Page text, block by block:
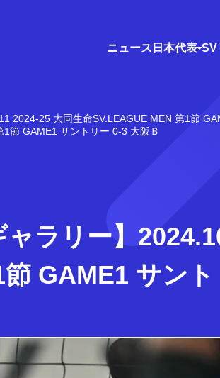
ニュース 日本代表 SV
2024-25 大同生命SV.LEAGUE MEN 第1節
節 GAME1 サントリー 0-3 大阪Ｂ
ャラリー】
GAME1 サン